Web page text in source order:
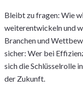
Bleibt zu fragen: Wie
weiterentwickeln und
Branchen und
sicher: Wer bei
sich die Schlüsselrolle
der Zukunft.